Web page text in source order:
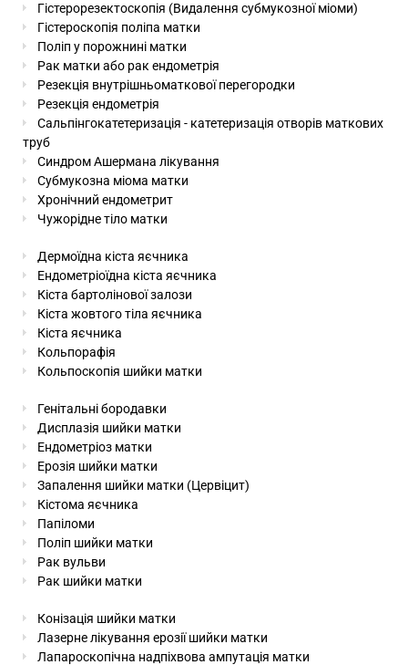
Гістерорезектоскопія (Видалення субмукозної міоми)
Гістероскопія поліпа матки
Поліп у порожнині матки
Рак матки або рак ендометрія
Резекція внутрішньоматкової перегородки
Резекція ендометрія
Сальпінгокатетеризація - катетеризація отворів маткових
труб
Синдром Ашермана лікування
Субмукозна міома матки
Хронічний ендометрит
Чужорідне тіло матки
Дермоїдна кіста яєчника
Ендометріоїдна кіста яєчника
Кіста бартолінової залози
Кіста жовтого тіла яєчника
Кіста яєчника
Кольпорафія
Кольпоскопія шийки матки
Генітальні бородавки
Дисплазія шийки матки
Ендометріоз матки
Ерозія шийки матки
Запалення шийки матки (Цервіцит)
Кістома яєчника
Папіломи
Поліп шийки матки
Рак вульви
Рак шийки матки
Конізація шийки матки
Лазерне лікування ерозії шийки матки
Лапароскопічна надпіхвова ампутація матки